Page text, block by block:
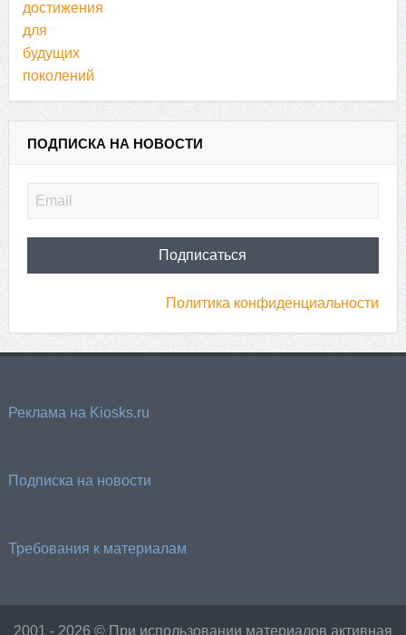
ПОДПИСКА НА НОВОСТИ
Политика конфиденциальности
Реклама на Kiosks.ru
Подписка на новости
Требования к материалам
2001 - 2026 © При использовании материалов активная